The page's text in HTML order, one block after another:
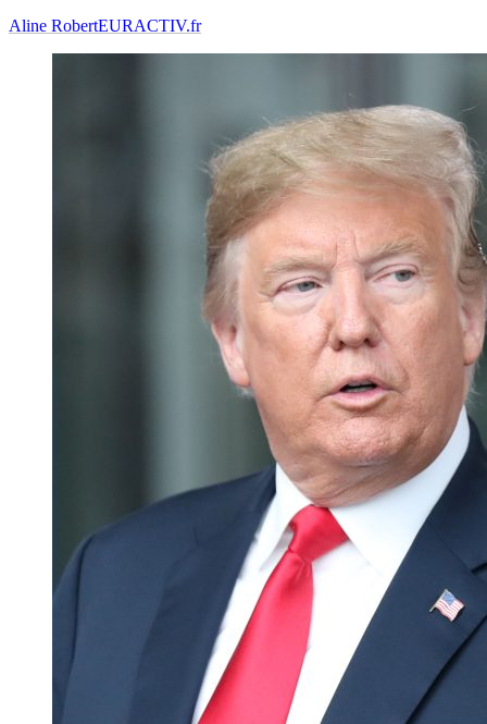
Aline RobertEURACTIV.fr